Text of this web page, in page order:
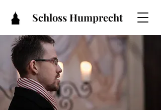
Schloss Humprecht